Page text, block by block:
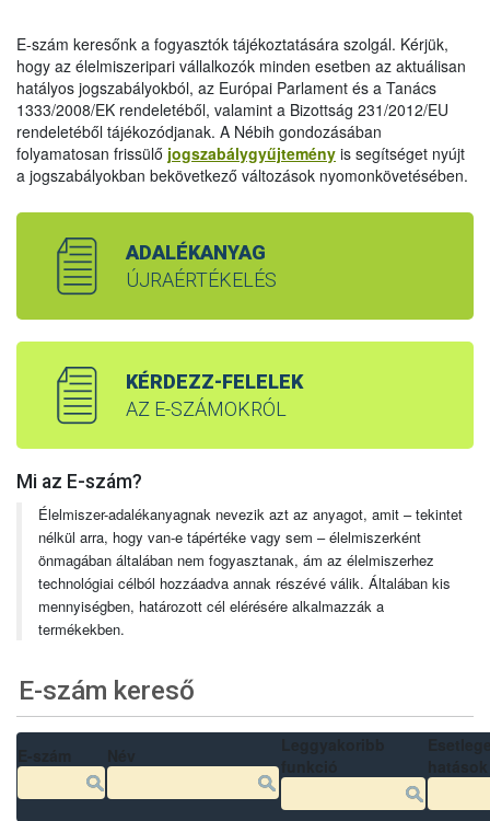
E-szám keresőnk a fogyasztók tájékoztatására szolgál. Kérjük,
hogy az élelmiszeripari vállalkozók minden esetben az aktuálisan
hatályos jogszabályokból, az Európai Parlament és a Tanács
1333/2008/EK rendeletéből, valamint a Bizottság 231/2012/EU
rendeletéből tájékozódjanak. A Nébih gondozásában
folyamatosan frissülő jogszabálygyűjtemény is segítséget nyújt
a jogszabályokban bekövetkező változások nyomonkövetésében.
ADALÉKANYAG
ÚJRAÉRTÉKELÉS
KÉRDEZZ-FELELEK
AZ E-SZÁMOKRÓL
Mi az E-szám?
Élelmiszer-adalékanyagnak nevezik azt az anyagot, amit – tekintet
nélkül arra, hogy van-e tápértéke vagy sem – élelmiszerként
önmagában általában nem fogyasztanak, ám az élelmiszerhez
technológiai célból hozzáadva annak részévé válik. Általában kis
mennyiségben, határozott cél elérésére alkalmazzák a
termékekben.
E-szám kereső